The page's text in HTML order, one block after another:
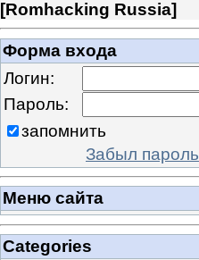
[Romhacking Russia]
Форма входа
Логин:
Пароль:
запомнить
Забыл пароль
Меню сайта
Categories